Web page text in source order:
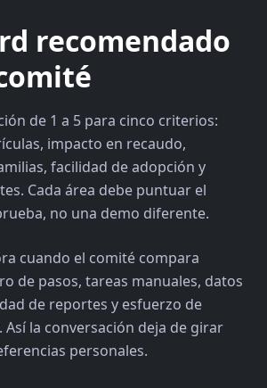
recomendado
de 1 a 5 para cinco criterios:
impacto en recaudo,
facilidad de adopción y
Cada área debe puntuar el
no una demo diferente.
cuando el comité compara
de pasos, tareas manuales, datos
de reportes y esfuerzo de
la conversación deja de girar
personales.